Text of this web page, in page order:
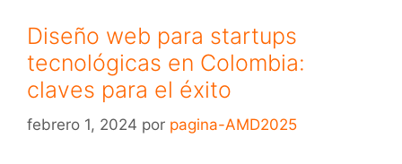
Diseño web para startups
tecnológicas en Colombia:
claves para el éxito
febrero 1, 2024 por pagina-AMD2025